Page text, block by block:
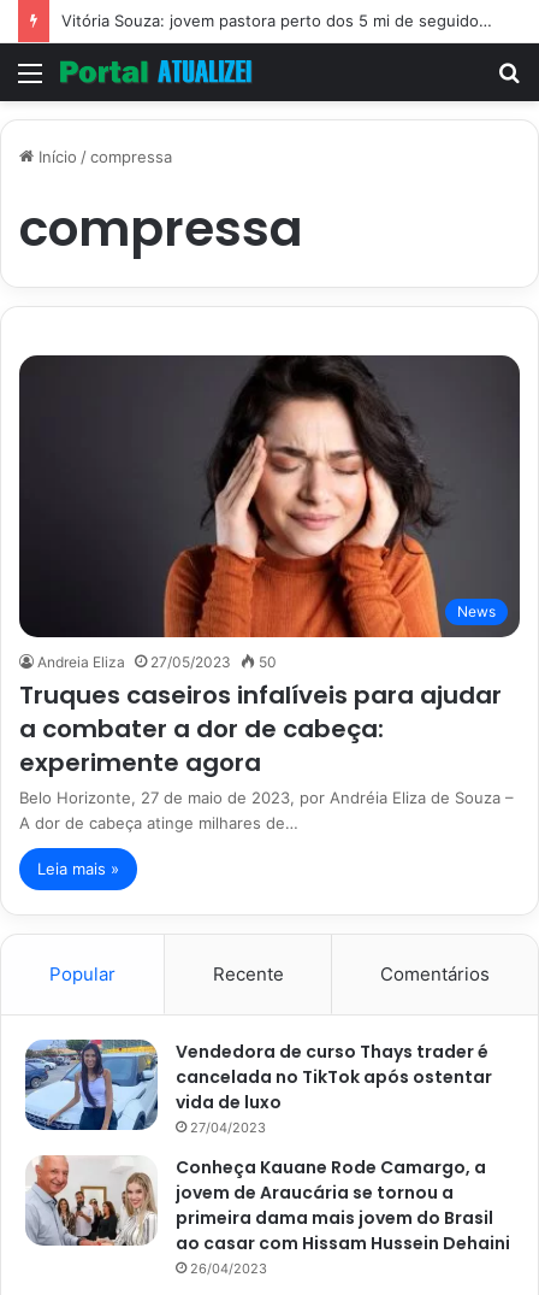
Vitória Souza: jovem pastora perto dos 5 mi de seguidores na web
Menu
Início /compressa
compressa
News
Andreia Eliza 27/05/2023 50
Truques caseiros infalíveis para ajudar
a combater a dor de cabeça:
experimente agora
Belo Horizonte, 27 de maio de 2023, por Andréia Eliza de Souza –
A dor de cabeça atinge milhares de…
Leia mais »
Popular Recente Comentários
Vendedora de curso Thays trader é
cancelada no TikTok após ostentar
vida de luxo
27/04/2023
Conheça Kauane Rode Camargo, a
jovem de Araucária se tornou a
primeira dama mais jovem do Brasil
ao casar com Hissam Hussein Dehaini
26/04/2023